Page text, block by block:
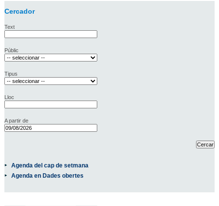
Cercador
Text
Públic
Tipus
Lloc
A partir de
Agenda del cap de setmana
Agenda en Dades obertes